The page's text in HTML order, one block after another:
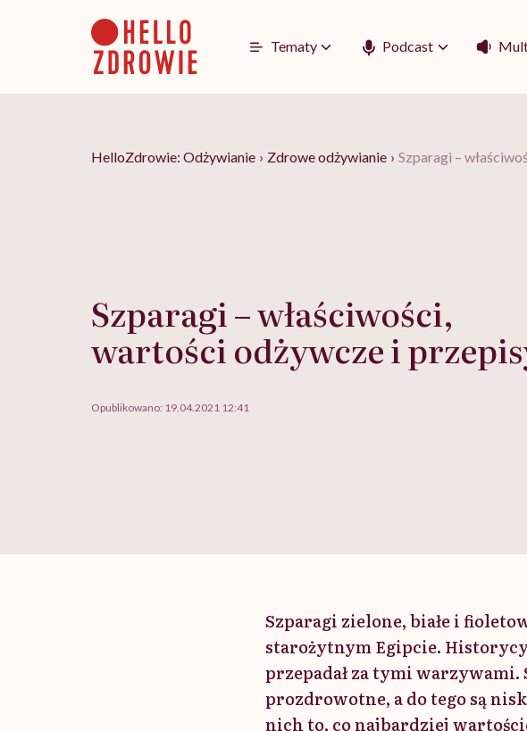
Tematy Podcast
HelloZdrowie: Odżywianie › Zdrowe odżywianie › Szparagi –
Szparagi – właściwości,
wartości odżywcze i
Opublikowano: 19.04.2021 12:41
Szparagi zielone, białe i
starożytnym Egipcie.
przepadał za tymi warzywami.
prozdrowotne, a do tego są
nich to, co najbardziej